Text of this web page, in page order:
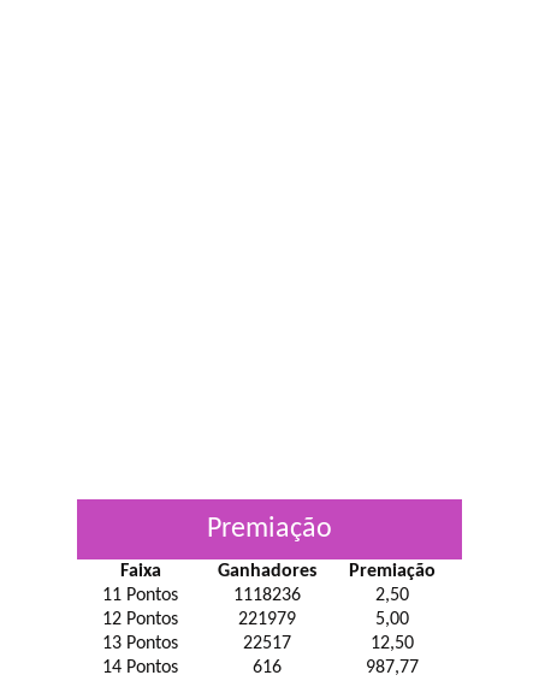
Premiação
Faixa Ganhadores
Premiação
11 Pontos
1118236
2,50
12 Pontos
221979
5,00
13 Pontos
22517
12,50
14 Pontos
616
987,77